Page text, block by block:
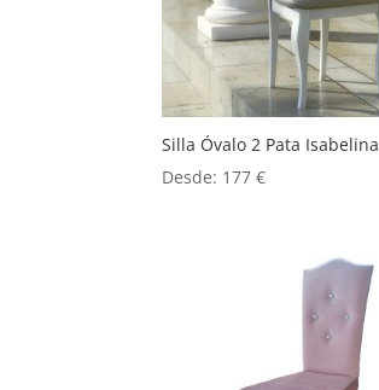
Silla Óvalo 2 Pata Isabelina
Desde: 177€